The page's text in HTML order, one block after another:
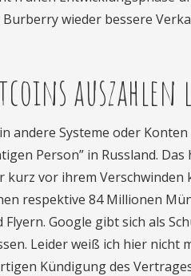
wieder bessere
auszahlen
andere Systeme oder
Person” in Russland.
kurz vor ihrem
respektive 84 Millionen
Flyern. Google gibt sich als
Leider weiß ich hier
Kündigung des